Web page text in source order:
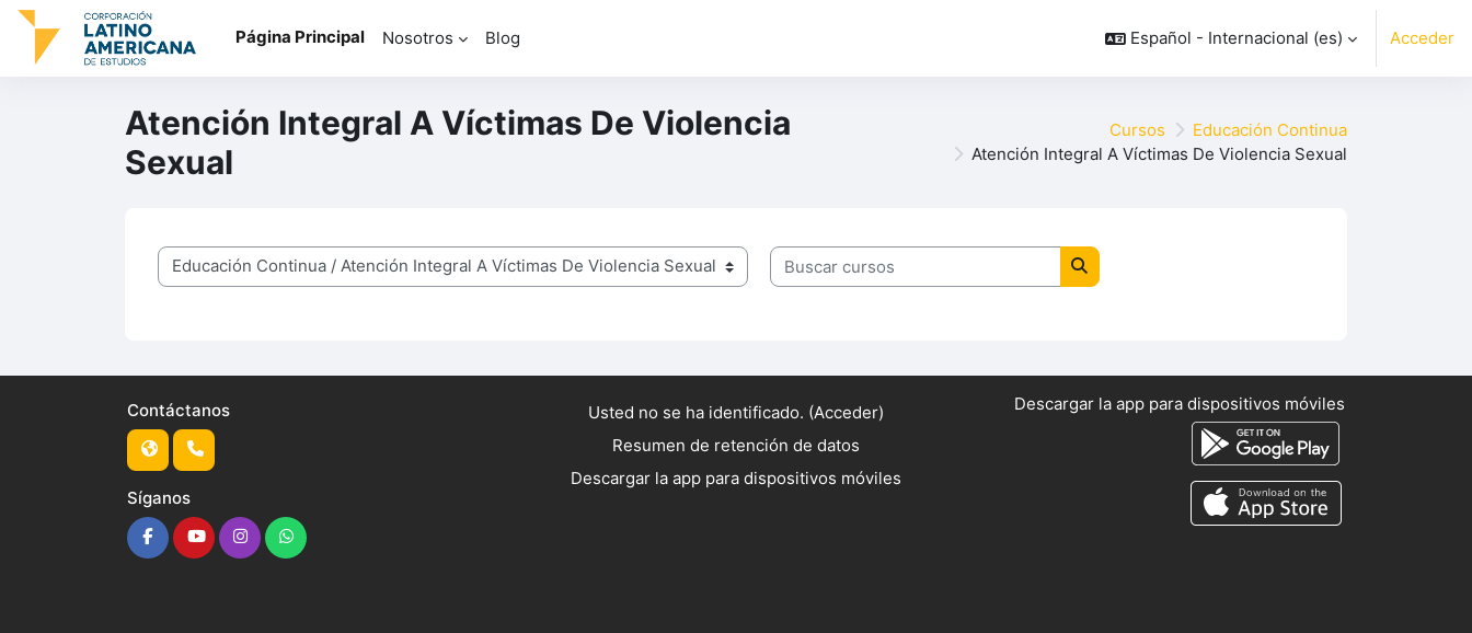
Salta al contenido principal
Página Principal
Nosotros Blog Español - Internacional ‎(es)‎ Acceder
Atención Integral A Víctimas De Violencia
Sexual
Cursos
Educación Continua
Atención Integral A Víctimas De Violencia Sexual
Categorías
Buscar cursos
Buscar cursos
Contáctanos
Síganos
Usted no se ha identificado. (Acceder)
Resumen de retención de datos
Descargar la app para dispositivos móviles
Descargar la app para dispositivos móviles